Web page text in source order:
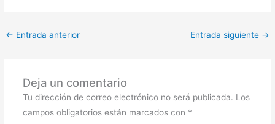
← Entrada anterior Entrada siguiente →
Deja un comentario
Tu dirección de correo electrónico no será publicada. Los
campos obligatorios están marcados con *